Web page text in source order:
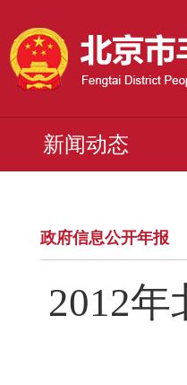
新闻动态
政府信息公开年报
2012